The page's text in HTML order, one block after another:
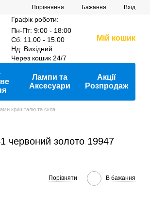
Порівняння Бажання Вхід
Графік роботи:
Пн-Пт: 9:00 - 18:00
Сб: 11:00 - 15:00
Нд: Вихідний
Через кошик 24/7
Мій кошик
Лампи та
Аксесуари
Акції
Розпродаж
кришталю та скла
червоний золото 19947
Порівняти В бажання